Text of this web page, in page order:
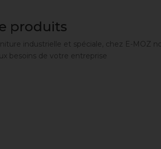
produits
industrielle et spéciale, chez E-MOZ
besoins de votre entreprise